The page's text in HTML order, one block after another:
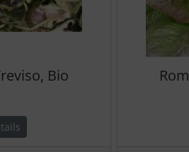
Bio